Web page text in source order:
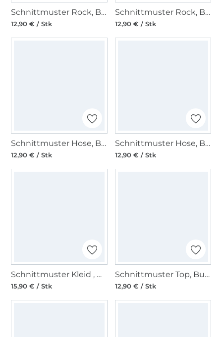
Schnittmuster Rock, Burda 6340
12,90 € / Stk
Schnittmuster Rock, Burda 6319
12,90 € / Stk
Schnittmuster Hose, Burda 6470
12,90 € / Stk
Schnittmuster Hose, Burda 9354
12,90 € / Stk
Schnittmuster Kleid , Hängerkleid , Top , Passe, Burda 6532
15,90 € / Stk
Schnittmuster Top, Burda 6501
12,90 € / Stk